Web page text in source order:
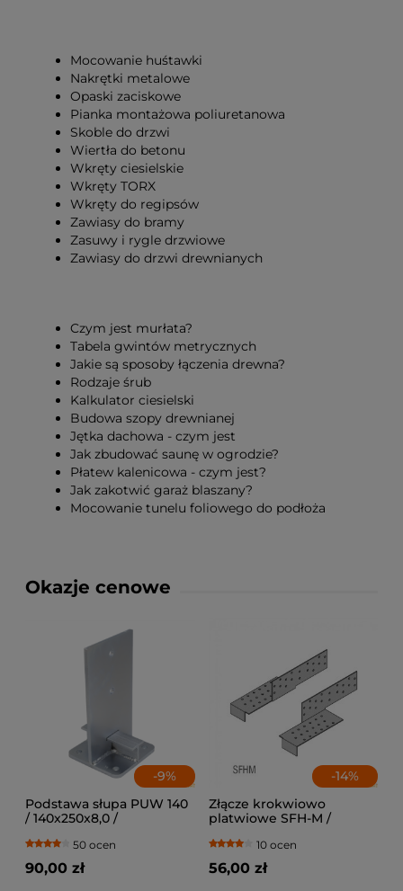
Mocowanie huśtawki
Nakrętki metalowe
Opaski zaciskowe
Pianka montażowa poliuretanowa
Skoble do drzwi
Wiertła do betonu
Wkręty ciesielskie
Wkręty TORX
Wkręty do regipsów
Zawiasy do bramy
Zasuwy i rygle drzwiowe
Zawiasy do drzwi drewnianych
Czym jest murłata?
Tabela gwintów metrycznych
Jakie są sposoby łączenia drewna?
Rodzaje śrub
Kalkulator ciesielski
Budowa szopy drewnianej
Jętka dachowa - czym jest
Jak zbudować saunę w ogrodzie?
Płatew kalenicowa - czym jest?
Jak zakotwić garaż blaszany?
Mocowanie tunelu foliowego do podłoża
Okazje cenowe
-9%
Podstawa słupa PUW 140
/ 140x250x8,0 /
50 ocen
90,00 zł
-14%
Złącze krokwiowo
platwiowe SFH-M /
10 ocen
56,00 zł